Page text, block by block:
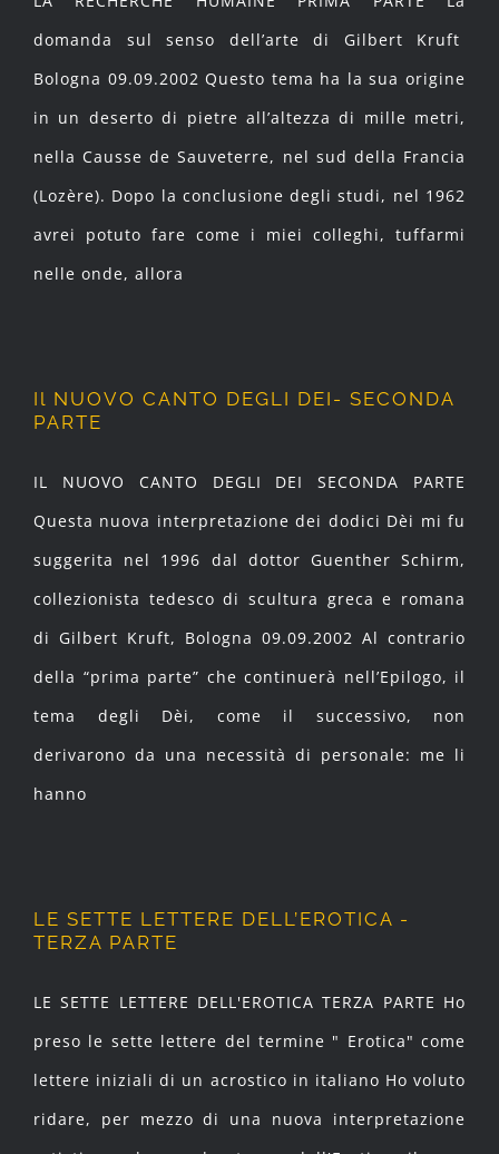
domanda sul senso dell’arte di Gilbert Kruft
Bologna 09.09.2002 Questo tema ha la sua origine
in un deserto di pietre all’altezza di mille metri,
nella Causse de Sauveterre, nel sud della Francia
(Lozère). Dopo la conclusione degli studi, nel 1962
avrei potuto fare come i miei colleghi, tuffarmi
nelle onde, allora
Il NUOVO CANTO DEGLI DEI- SECONDA
PARTE
IL NUOVO CANTO DEGLI DEI SECONDA PARTE
Questa nuova interpretazione dei dodici Dèi mi fu
suggerita nel 1996 dal dottor Guenther Schirm,
collezionista tedesco di scultura greca e romana
di Gilbert Kruft, Bologna 09.09.2002 Al contrario
della “prima parte” che continuerà nell’Epilogo, il
tema degli Dèi, come il successivo, non
derivarono da una necessità di personale: me li
hanno
LE SETTE LETTERE DELL’EROTICA -
TERZA PARTE
LE SETTE LETTERE DELL'EROTICA TERZA PARTE Ho
preso le sette lettere del termine " Erotica" come
lettere iniziali di un acrostico in italiano Ho voluto
ridare, per mezzo di una nuova interpretazione